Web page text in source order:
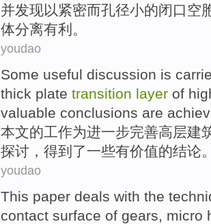
并发现以紧密而孔径小的闭口空
体分离有利 。
youdao
Some useful discussion is
thick plate transition layer of
valuable conclusions are
本文的工作为进一步完善高层建
探讨 ，得到了一些有价值的结论
youdao
This paper deals with the
contact surface of gears, micro